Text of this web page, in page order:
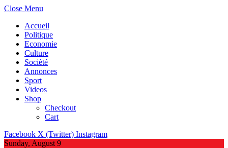
Close Menu
Accueil
Politique
Economie
Culture
Socièté
Annonces
Sport
Videos
Shop
Checkout
Cart
Facebook X (Twitter) Instagram
Sunday, August 9